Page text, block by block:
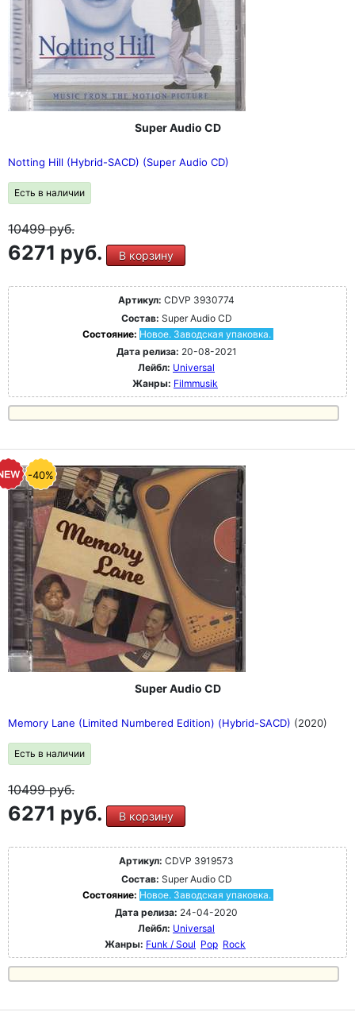
Super Audio CD
Notting Hill (Hybrid-SACD) (Super Audio CD)
Есть в наличии
10499руб.
6271 руб. В корзину
Артикул: CDVP 3930774
Состав: Super Audio CD
Состояние: Новое. Заводская упаковка.
Дата релиза: 20-08-2021
Лейбл: Universal
Жанры: Filmmusik
-40%
Super Audio CD
Memory Lane (Limited Numbered Edition) (Hybrid-SACD) (2020)
Есть в наличии
10499руб.
6271 руб. В корзину
Артикул: CDVP 3919573
Состав: Super Audio CD
Состояние: Новое. Заводская упаковка.
Дата релиза: 24-04-2020
Лейбл: Universal
Жанры: Funk / Soul Pop Rock